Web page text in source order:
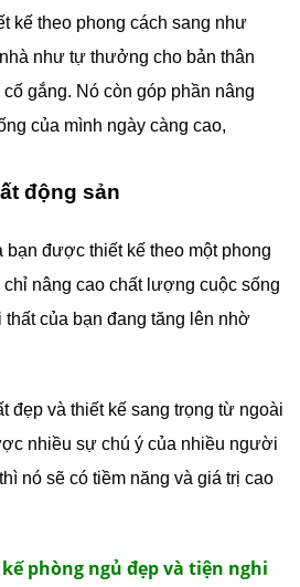
kế theo phong cách sang như
như tự thưởng cho bản thân
gắng. Nó còn góp phần nâng
của mình ngày càng cao,
động sản
bạn được thiết kế theo một phong
nâng cao chất lượng cuộc sống
của bạn đang tăng lên nhờ
đẹp và thiết kế sang trọng từ ngoài
nhiều sự chú ý của nhiều người
nó sẽ có tiềm năng và giá trị cao
phòng ngủ đẹp và tiện nghi